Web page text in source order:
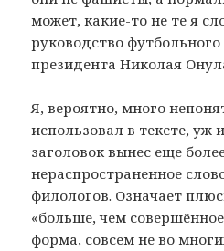
может, какие-то не те я
руководство
президента Николая
Я, вероятно, много
использовал в тексте, уж
заголовок вынес еще
нераспространенное
филологов. Означает
«больше, чем
форма, совсем не во